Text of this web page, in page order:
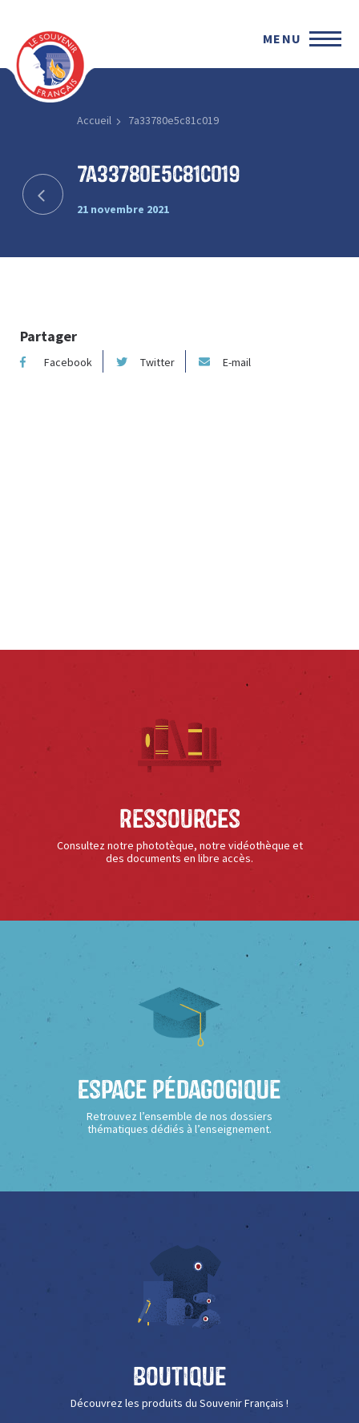
MENU
Accueil 7a33780e5c81c019
7a33780e5c81c019
21 novembre 2021
Partager
Facebook Twitter E-mail
Ressources
Consultez notre phototèque, notre vidéothèque et
des documents en libre accès.
Espace Pédagogique
Retrouvez l’ensemble de nos dossiers
thématiques dédiés à l’enseignement.
Boutique
Découvrez les produits du Souvenir Français !